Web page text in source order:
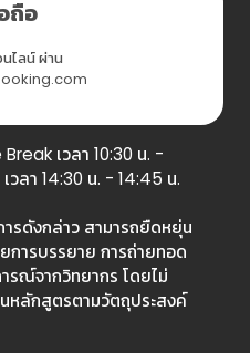
ถือ
ไลน์ ผ่าน
เวลา 10:30 น. -
วลา 14:30 น. - 14:45 น.
ารดังกล่าว สามารถยืดหยุ่น
การบรรยาย การถ่ายทอด
รณ์จากวิทยากร โดยไม่
หลักสูตรตามวัตถุประสงค์